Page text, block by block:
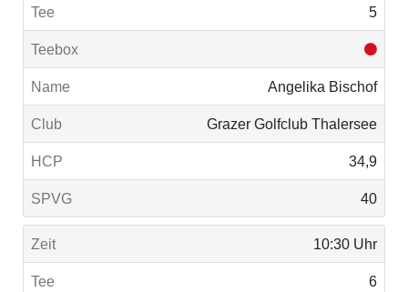
5
Angelika Bischof
Grazer Golfclub Thalersee
34,9
40
10:30 Uhr
6